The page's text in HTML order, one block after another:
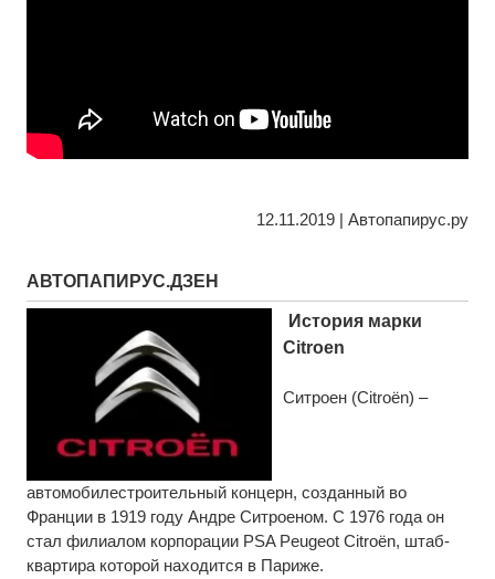
12.11.2019 | Автопапирус.ру
АВТОПАПИРУС.ДЗЕН
История марки
Citroen
Ситроен (Citroën) –
автомобилестроительный концерн, созданный во
Франции в 1919 году Андре Ситроеном. С 1976 года он
стал филиалом корпорации PSA Peugeot Citroën, штаб-
квартира которой находится в Париже.